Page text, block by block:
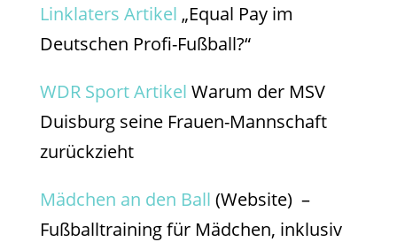
Linklaters Artikel „Equal Pay im
Deutschen Profi-Fußball?“
WDR Sport Artikel Warum der MSV
Duisburg seine Frauen-Mannschaft
zurückzieht
Mädchen an den Ball (Website) –
Fußballtraining für Mädchen, inklusiv